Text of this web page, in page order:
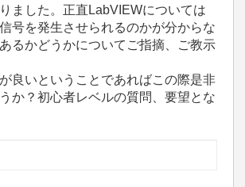
ました。正直LabVIEWについては
号を発生させられるのかが分からな
るかどうかについてご指摘、ご教示
良いということであればこの際是非
か？初心者レベルの質問、要望とな